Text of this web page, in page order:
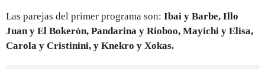
Las parejas del primer programa son: Ibai y Barbe, Illo
Juan y El Bokerón, Pandarina y Rioboo, Mayichi y Elisa,
Carola y Cristinini, y Knekro y Xokas.